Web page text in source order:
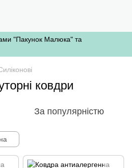
"Пакунок Малюка" та
ковдри
За популярністю